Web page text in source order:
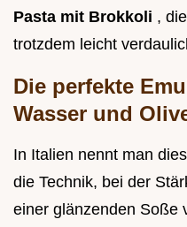
Pasta mit Brokkoli ,
trotzdem leicht
Die perfekte
Wasser und
In Italien nennt man
die Technik, bei der
einer glänzenden Soße